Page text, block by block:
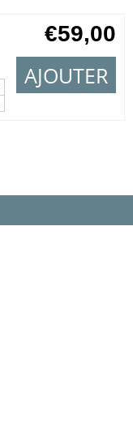
€59,00
AJOUTER